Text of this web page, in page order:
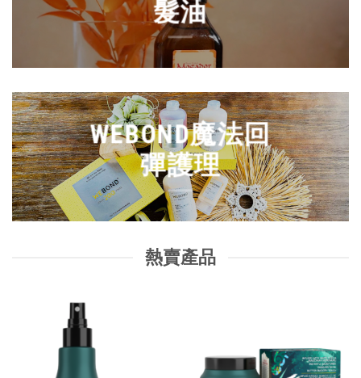
髮油
WEBOND魔法回
彈護理
熱賣產品